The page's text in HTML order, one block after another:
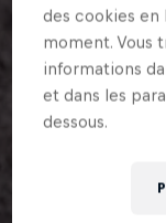
des cookies en
moment. Vous
informations
et dans les
dessous.